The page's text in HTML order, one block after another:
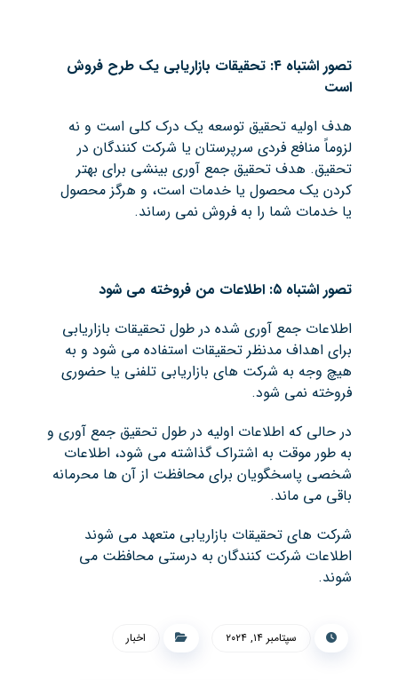
تصور اشتباه ۴: تحقیقات بازاریابی یک طرح فروش
است
هدف اولیه تحقیق توسعه یک درک کلی است و نه
لزوماً منافع فردی سرپرستان یا شرکت کنندگان در
تحقیق. هدف تحقیق جمع آوری بینشی برای بهتر
کردن یک محصول یا خدمات است، و هرگز محصول
یا خدمات شما را به فروش نمی رساند.
تصور اشتباه ۵: اطلاعات من فروخته می شود
اطلاعات جمع آوری شده در طول تحقیقات بازاریابی
برای اهداف مدنظر تحقیقات استفاده می شود و به
هیچ وجه به شرکت های بازاریابی تلفنی یا حضوری
فروخته نمی شود.
در حالی که اطلاعات اولیه در طول تحقیق جمع آوری و
به طور موقت به اشتراک گذاشته می شود، اطلاعات
شخصی پاسخگویان برای محافظت از آن ها محرمانه
باقی می ماند.
شرکت های تحقیقات بازاریابی متعهد می شوند
اطلاعات شرکت کنندگان به درستی محافظت می
شوند.
سپتامبر ۱۴, ۲۰۲۴ اخبار